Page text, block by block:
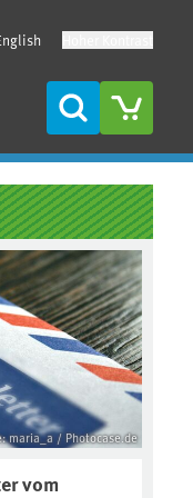
Suche
maria_a / Photocase.de
vom